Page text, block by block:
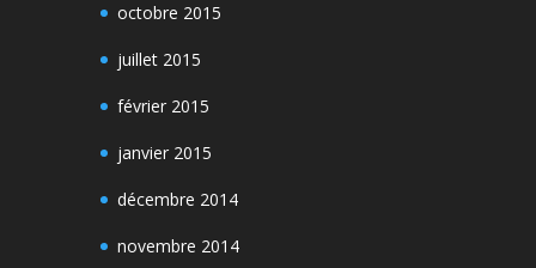
octobre 2015
juillet 2015
février 2015
janvier 2015
décembre 2014
novembre 2014